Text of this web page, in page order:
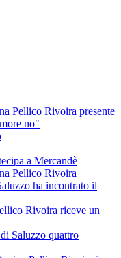
Pellico Rivoira presente
no"
a Mercandè
Pellico Rivoira
ha incontrato il
Rivoira riceve un
Saluzzo quattro